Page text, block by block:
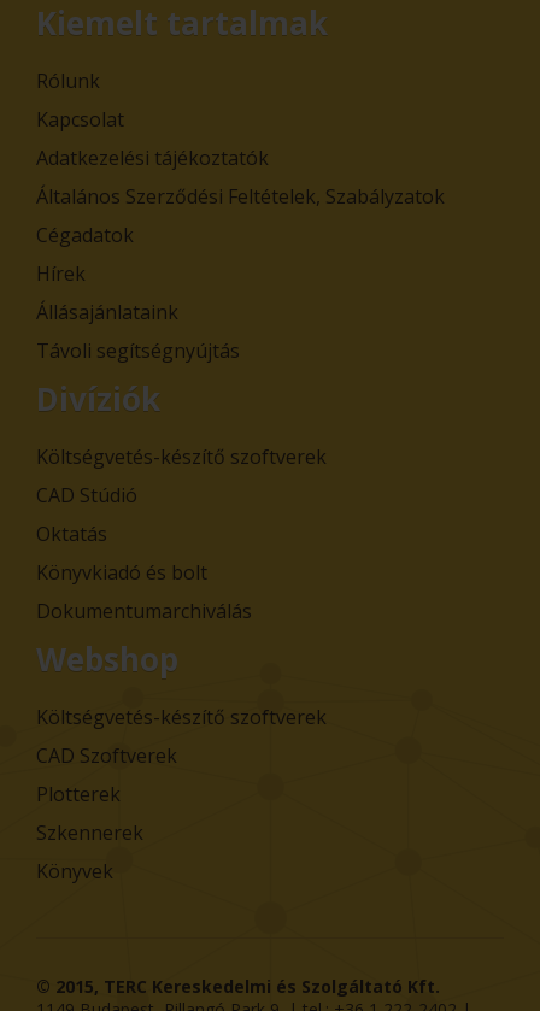
Kiemelt tartalmak
Rólunk
Kapcsolat
Adatkezelési tájékoztatók
Általános Szerződési Feltételek, Szabályzatok
Cégadatok
Hírek
Állásajánlataink
Távoli segítségnyújtás
Divíziók
Költségvetés-készítő szoftverek
CAD Stúdió
Oktatás
Könyvkiadó és bolt
Dokumentumarchiválás
Webshop
Költségvetés-készítő szoftverek
CAD Szoftverek
Plotterek
Szkennerek
Könyvek
© 2015, TERC Kereskedelmi és Szolgáltató Kft.